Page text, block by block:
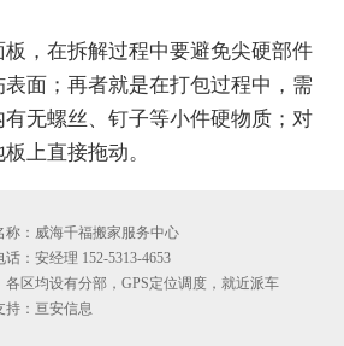
，在拆解过程中要避免尖硬部件
面；再者就是在打包过程中，需
无螺丝、钉子等小件硬物质；对
上直接拖动。
称：威海千福搬家服务中心
话：安经理 152-5313-4653
各区均设有分部，GPS定位调度，就近派车
： 亘安信息